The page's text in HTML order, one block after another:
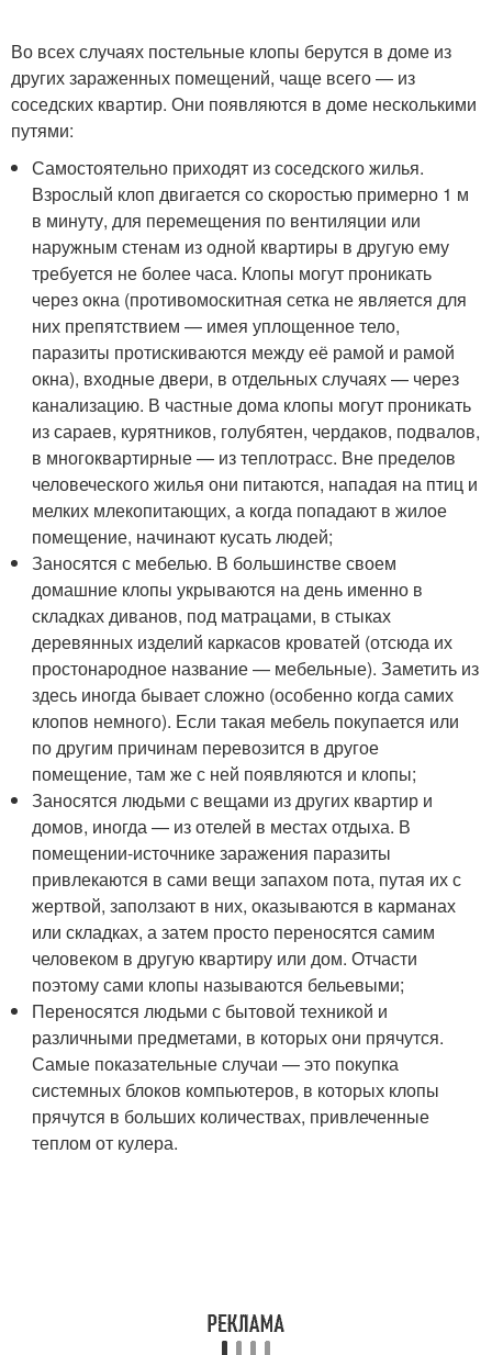
Во всех случаях постельные клопы берутся в доме из
других зараженных помещений, чаще всего — из
соседских квартир. Они появляются в доме несколькими
путями:
Самостоятельно приходят из соседского жилья.
Взрослый клоп двигается со скоростью примерно 1 м
в минуту, для перемещения по вентиляции или
наружным стенам из одной квартиры в другую ему
требуется не более часа. Клопы могут проникать
через окна (противомоскитная сетка не является для
них препятствием — имея уплощенное тело,
паразиты протискиваются между её рамой и рамой
окна), входные двери, в отдельных случаях — через
канализацию. В частные дома клопы могут проникать
из сараев, курятников, голубятен, чердаков, подвалов,
в многоквартирные — из теплотрасс. Вне пределов
человеческого жилья они питаются, нападая на птиц и
мелких млекопитающих, а когда попадают в жилое
помещение, начинают кусать людей;
Заносятся с мебелью. В большинстве своем
домашние клопы укрываются на день именно в
складках диванов, под матрацами, в стыках
деревянных изделий каркасов кроватей (отсюда их
простонародное название — мебельные). Заметить из
здесь иногда бывает сложно (особенно когда самих
клопов немного). Если такая мебель покупается или
по другим причинам перевозится в другое
помещение, там же с ней появляются и клопы;
Заносятся людьми с вещами из других квартир и
домов, иногда — из отелей в местах отдыха. В
помещении-источнике заражения паразиты
привлекаются в сами вещи запахом пота, путая их с
жертвой, заползают в них, оказываются в карманах
или складках, а затем просто переносятся самим
человеком в другую квартиру или дом. Отчасти
поэтому сами клопы называются бельевыми;
Переносятся людьми с бытовой техникой и
различными предметами, в которых они прячутся.
Самые показательные случаи — это покупка
системных блоков компьютеров, в которых клопы
прячутся в больших количествах, привлеченные
теплом от кулера.